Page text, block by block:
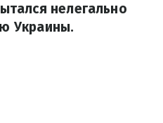
нелегально
Украины.